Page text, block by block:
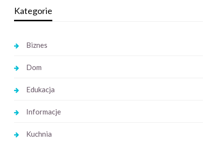
Kategorie
Biznes
Dom
Edukacja
Informacje
Kuchnia